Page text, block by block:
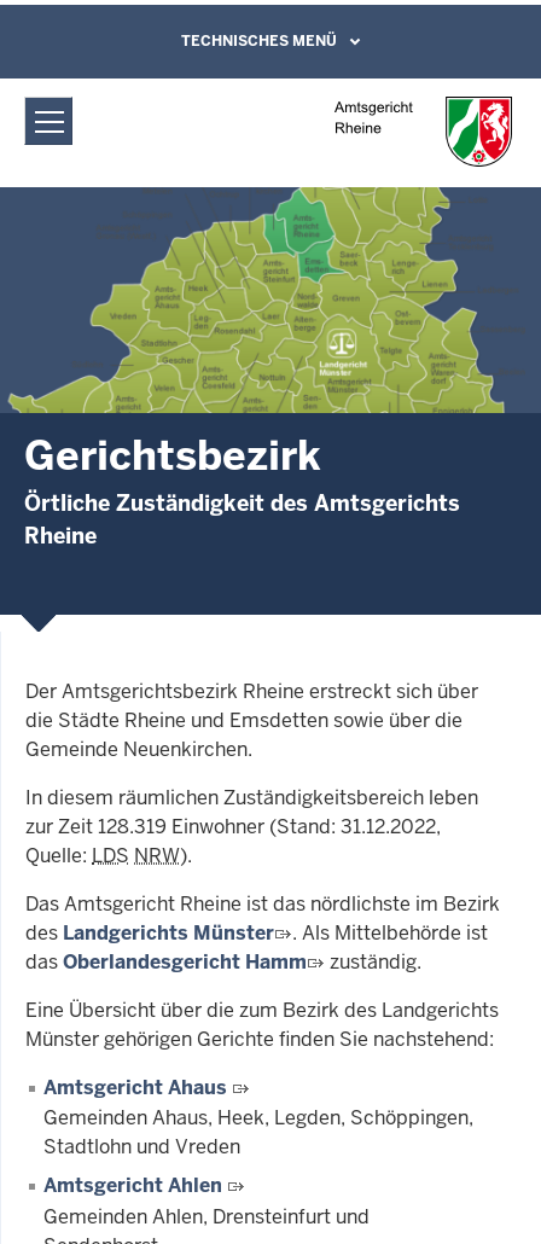
Amtsgericht Rheine: Gerichtsbezirk
Direkt zum Inhalt
Leichte Sprache, Gebärdensprachenvideo
und Kontaktformular
TECHNISCHES MENÜ
Gerichtsbezirk
Örtliche Zuständigkeit des Amtsgerichts
Rheine
Der Amtsgerichtsbezirk Rheine erstreckt sich über
die Städte Rheine und Emsdetten sowie über die
Gemeinde Neuenkirchen.
In diesem räumlichen Zuständigkeitsbereich leben
zur Zeit 128.319 Einwohner (Stand: 31.12.2022,
Quelle: LDS NRW).
Das Amtsgericht Rheine ist das nördlichste im Bezirk
des Landgerichts Münster
. Als Mittelbehörde ist
dasOberlandesgericht Hamm
zuständig.
Eine Übersicht über die zum Bezirk des Landgerichts
Münster gehörigen Gerichte finden Sie nachstehend:
Amtsgericht Ahaus
Gemeinden Ahaus, Heek, Legden, Schöppingen,
Stadtlohn und Vreden
Amtsgericht Ahlen
Gemeinden Ahlen, Drensteinfurt und